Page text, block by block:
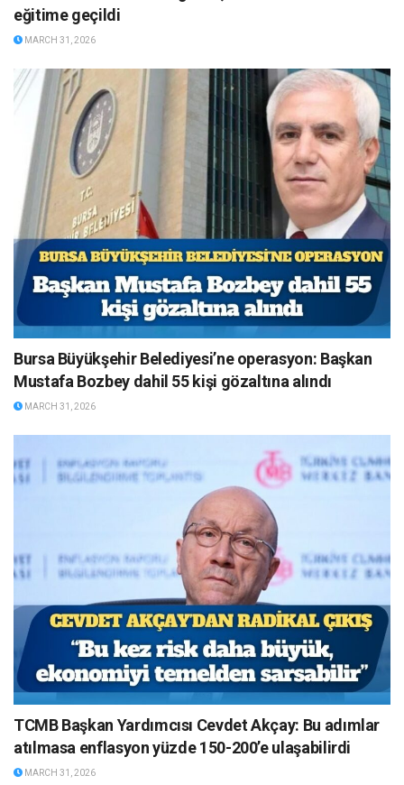
eğitime geçildi
MARCH 31, 2026
Bursa Büyükşehir Belediyesi’ne operasyon: Başkan
Mustafa Bozbey dahil 55 kişi gözaltına alındı
MARCH 31, 2026
TCMB Başkan Yardımcısı Cevdet Akçay: Bu adımlar
atılmasa enflasyon yüzde 150-200’e ulaşabilirdi
MARCH 31, 2026